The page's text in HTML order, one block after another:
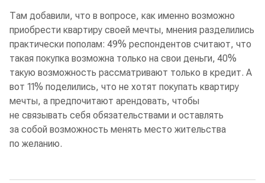
Там добавили, что в вопросе, как именно возможно
приобрести квартиру своей мечты, мнения разделились
практически пополам: 49% респондентов считают, что
такая покупка возможна только на свои деньги, 40%
такую возможность рассматривают только в кредит. А
вот 11% поделились, что не хотят покупать квартиру
мечты, а предпочитают арендовать, чтобы
не связывать себя обязательствами и оставлять
за собой возможность менять место жительства
по желанию.